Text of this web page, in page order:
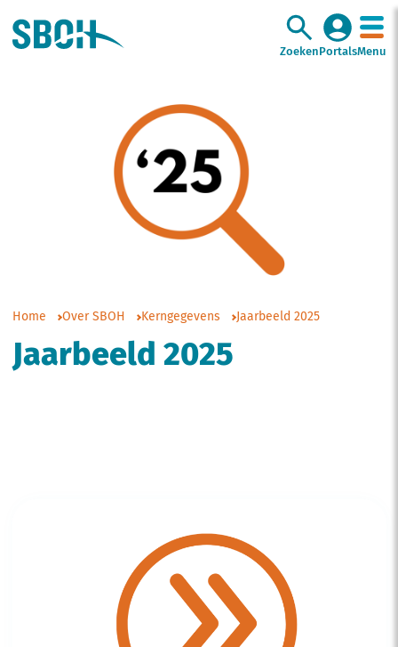
Zoeken PortalsMenu
Home Over SBOH Kerngegevens Jaarbeeld 2025
Jaarbeeld 2025